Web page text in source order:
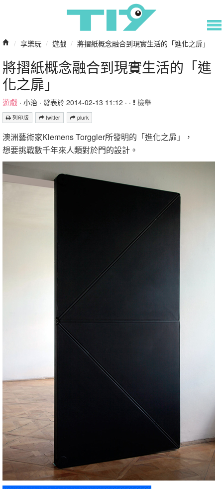
/ 享樂玩 / 遊戲 / 將摺紙概念融合到現實生活的「進化之扉」
將摺紙概念融合到現實生活的「進
化之扉」
遊戲 · 小治 · 發表於 2014-02-13 11:12 · · 檢舉
列印版 twitter plurk
澳洲藝術家Klemens Torggler所發明的「進化之扉」，
想要挑戰數千年來人類對於門的設計。